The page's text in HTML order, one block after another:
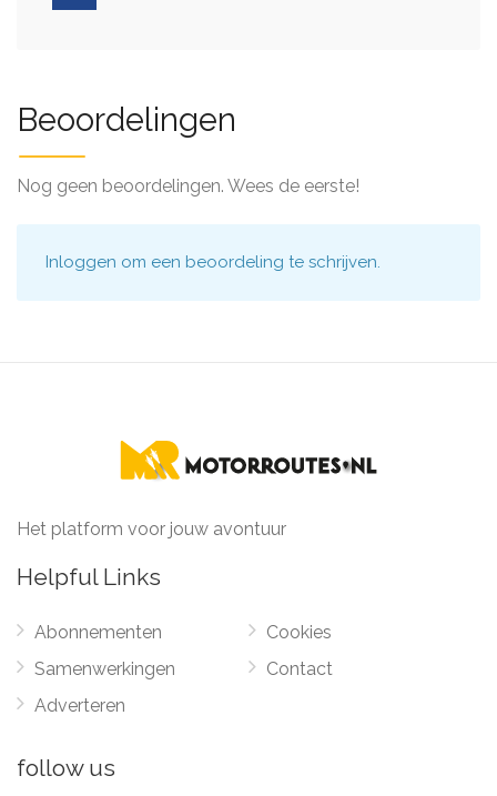
Beoordelingen
Nog geen beoordelingen. Wees de eerste!
Inloggen om een beoordeling te schrijven.
Het platform voor jouw avontuur
Helpful Links
Abonnementen
Samenwerkingen
Adverteren
Cookies
Contact
follow us